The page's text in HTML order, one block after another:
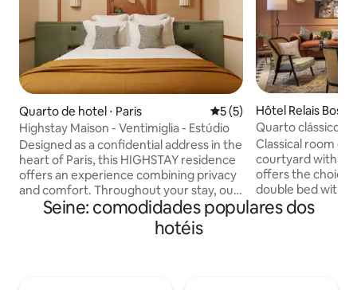
Quarto de hotel ⋅ Paris 5 de uma avaliação média
5 (5)
Highstay Maison - Ventimiglia - Estúdio
Designed as a confidential address in the
heart of Paris, this HIGHSTAY residence
offers an experience combining privacy
and comfort. Throughout your stay, our
team remains available to assist with
requests and arrange tailor-made
services. Housekeeping is provided by
Hôtel Relais
one
Quarto clássico
Classical room
courtyard with a
offers the choice
double bed with
for extra comfort
are thoughtfully
Seine: comodidades populares dos
hotéis